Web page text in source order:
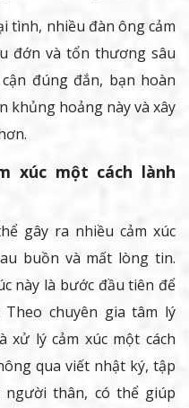
tình, nhiều đàn ông cảm
đớn và tổn thương sâu
đúng đắn, bạn hoàn
khủng hoảng này và xây
xúc một cách lành
gây ra nhiều cảm xúc
buồn và mất lòng tin.
này là bước đầu tiên để
chuyên gia tâm lý
xử lý cảm xúc một cách
qua viết nhật ký, tập
người thân, có thể giúp